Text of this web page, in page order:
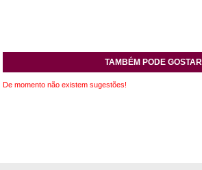
TAMBÉM PODE GOSTAR
De momento não existem sugestões!